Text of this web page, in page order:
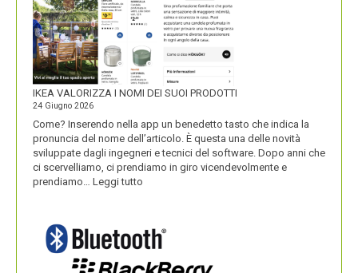
IKEA VALORIZZA I NOMI DEI SUOI PRODOTTI
24 Giugno 2026
Come? Inserendo nella app un benedetto tasto che indica la
pronuncia del nome dell’articolo. È questa una delle novità
sviluppate dagli ingegneri e tecnici del software. Dopo anni che
ci scervelliamo, ci prendiamo in giro vicendevolmente e
prendiamo… Leggi tutto
NOMI
DEI
SUOI